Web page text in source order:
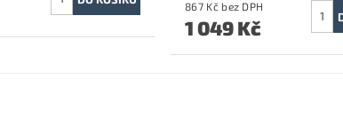
867 Kč bez DPH
1 049 Kč